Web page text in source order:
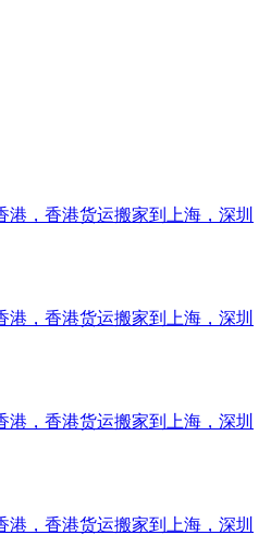
，香港货运搬家到上海，深圳
，香港货运搬家到上海，深圳
，香港货运搬家到上海，深圳
，香港货运搬家到上海，深圳